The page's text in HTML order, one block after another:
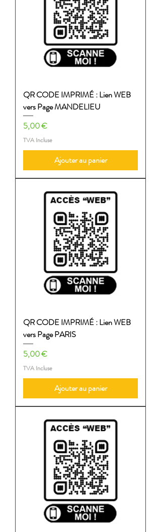
QR CODE IMPRIMÉ : Lien WEB
vers Page MANDELIEU
Prix
5,00 €
TVA Incluse
Ajouter au panier
QR CODE IMPRIMÉ : Lien WEB
vers Page PARIS
Prix
5,00 €
TVA Incluse
Ajouter au panier